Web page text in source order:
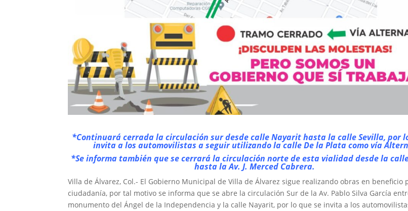
*Continuará cerrada la circulación sur desde calle Nayarit hasta la calle Sevilla, por
invita a los automovilistas a seguir utilizando la calle De la Plata como vía
*Se informa también que se cerrará la circulación norte de esta vialidad desde la
hasta la Av. J. Merced Cabrera.
Villa de Álvarez, Col.- El Gobierno Municipal de Villa de Álvarez sigue realizando obras en beneficio
ciudadanía, por tal motivo se informa que se abre la circulación Sur de la Av. Pablo Silva García
monumento del Ángel de la Independencia y la calle Nayarit, por lo que se invita a los